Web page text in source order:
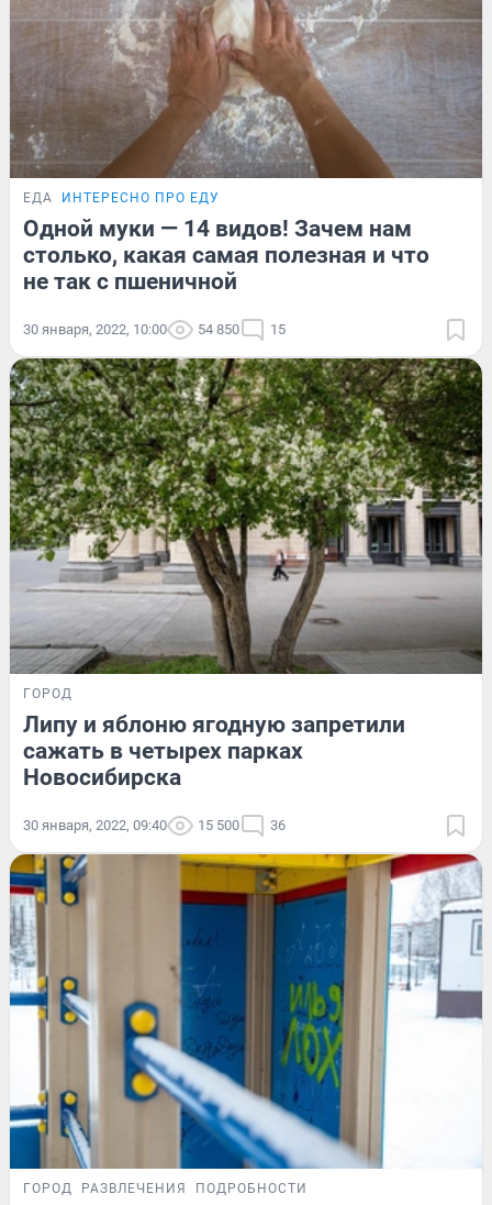
ЕДА ИНТЕРЕСНО ПРО ЕДУ
Одной муки — 14 видов! Зачем нам
столько, какая самая полезная и что
не так с пшеничной
30 января, 2022, 10:00 54 850 15
ГОРОД
Липу и яблоню ягодную запретили
сажать в четырех парках
Новосибирска
30 января, 2022, 09:40 15 500 36
ГОРОД РАЗВЛЕЧЕНИЯ ПОДРОБНОСТИ